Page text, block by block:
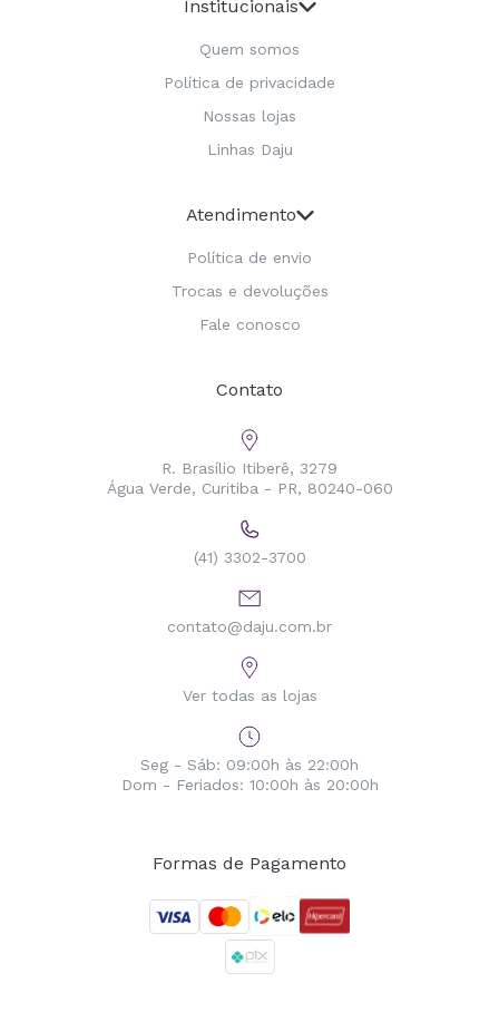
Institucionais
Quem somos
Política de privacidade
Nossas lojas
Linhas Daju
Atendimento
Política de envio
Trocas e devoluções
Fale conosco
Contato
R. Brasílio Itiberê, 3279
Água Verde, Curitiba - PR, 80240-060
(41) 3302-3700
contato@daju.com.br
Ver todas as lojas
Seg - Sáb: 09:00h às 22:00h
Dom - Feriados: 10:00h às 20:00h
Formas de Pagamento